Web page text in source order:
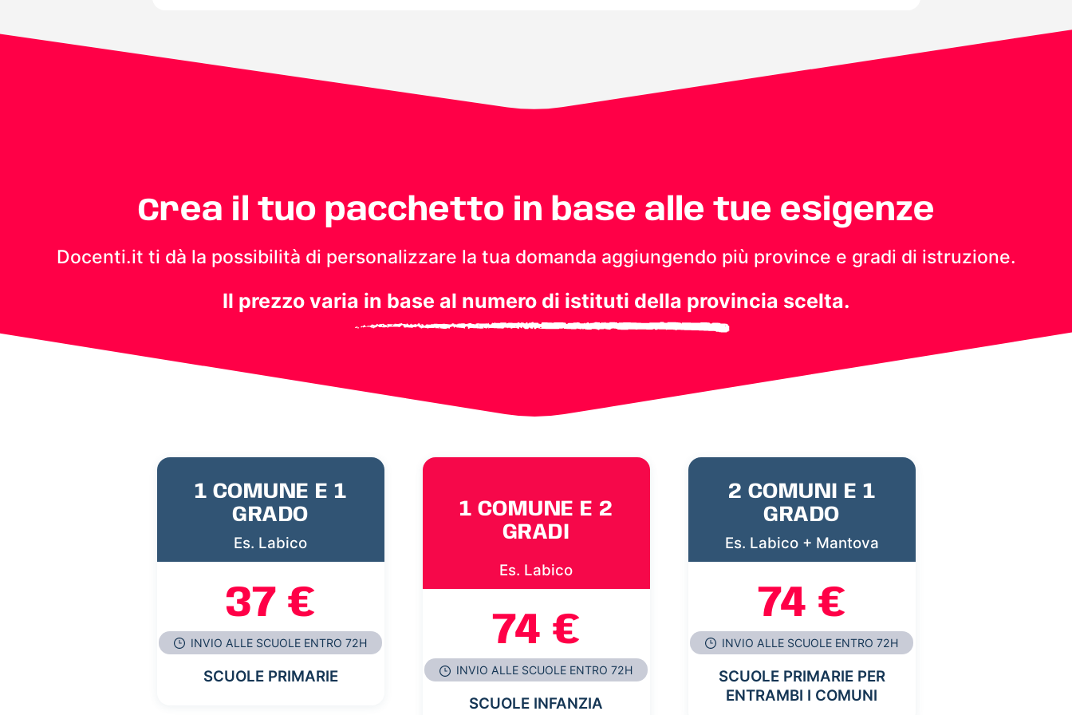
Crea il tuo pacchetto in base alle tue esigenze
Docenti.it ti dà la possibilità di personalizzare la tua domanda aggiungendo più province e gradi di istruzione.
Il prezzo varia in base al numero di istituti della provincia scelta.
1 COMUNE E 1
GRADO
Es. Labico
37 €
INVIO ALLE SCUOLE ENTRO 72H
SCUOLE PRIMARIE
1 COMUNE E 2
GRADI
Es. Labico
74 €
INVIO ALLE SCUOLE ENTRO 72H
SCUOLE INFANZIA
2 COMUNI E 1
GRADO
Es. Labico + Mantova
74 €
INVIO ALLE SCUOLE ENTRO 72H
SCUOLE PRIMARIE PER
ENTRAMBI I COMUNI